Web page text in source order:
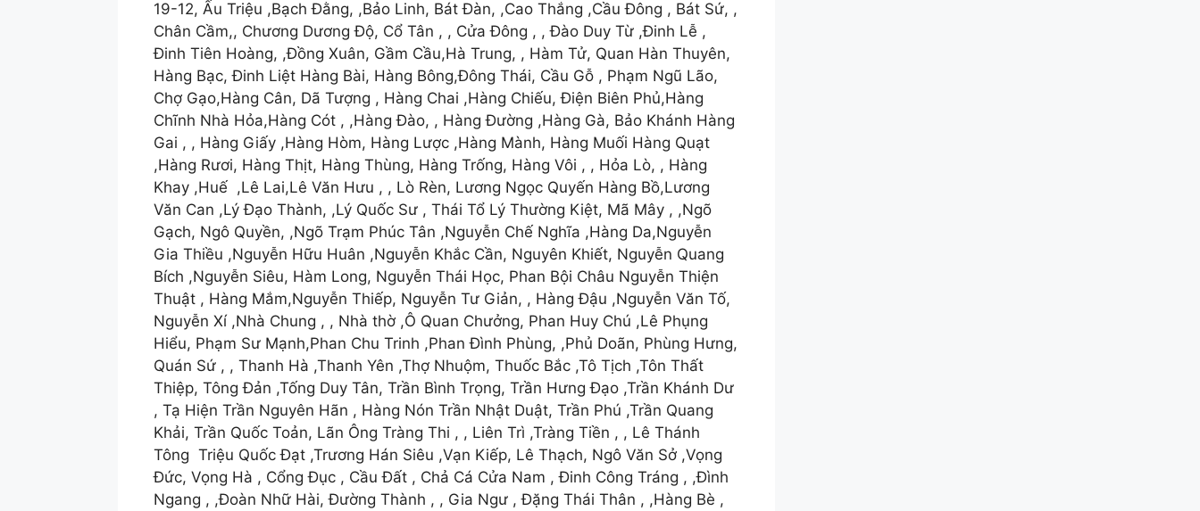
19-12, Ấu Triệu ,Bạch Đằng, ,Bảo Linh, Bát Đàn, ,Cao Thắng ,Cầu Đông , Bát Sứ, ,
Chân Cầm,, Chương Dương Độ, Cổ Tân , , Cửa Đông , , Đào Duy Từ ,Đinh Lễ ,
Đinh Tiên Hoàng, ,Đồng Xuân, Gầm Cầu,Hà Trung, , Hàm Tử, Quan Hàn Thuyên,
Hàng Bạc, Đinh Liệt Hàng Bài, Hàng Bông,Đông Thái, Cầu Gỗ , Phạm Ngũ Lão,
Chợ Gạo,Hàng Cân, Dã Tượng , Hàng Chai ,Hàng Chiếu, Điện Biên Phủ,Hàng
Chĩnh Nhà Hỏa,Hàng Cót , ,Hàng Đào, , Hàng Đường ,Hàng Gà, Bảo Khánh Hàng
Gai , , Hàng Giấy ,Hàng Hòm, Hàng Lược ,Hàng Mành, Hàng Muối Hàng Quạt
,Hàng Rươi, Hàng Thịt, Hàng Thùng, Hàng Trống, Hàng Vôi , , Hỏa Lò, , Hàng
Khay ,Huế ,Lê Lai,Lê Văn Hưu , , Lò Rèn, Lương Ngọc Quyến Hàng Bồ,Lương
Văn Can ,Lý Đạo Thành, ,Lý Quốc Sư , Thái Tổ Lý Thường Kiệt, Mã Mây , ,Ngõ
Gạch, Ngô Quyền, ,Ngõ Trạm Phúc Tân ,Nguyễn Chế Nghĩa ,Hàng Da,Nguyễn
Gia Thiều ,Nguyễn Hữu Huân ,Nguyễn Khắc Cần, Nguyên Khiết, Nguyễn Quang
Bích ,Nguyễn Siêu, Hàm Long, Nguyễn Thái Học, Phan Bội Châu Nguyễn Thiện
Thuật , Hàng Mắm,Nguyễn Thiếp, Nguyễn Tư Giản, , Hàng Đậu ,Nguyễn Văn Tố,
Nguyễn Xí ,Nhà Chung , , Nhà thờ ,Ô Quan Chưởng, Phan Huy Chú ,Lê Phụng
Hiểu, Phạm Sư Mạnh,Phan Chu Trinh ,Phan Đình Phùng, ,Phủ Doãn, Phùng Hưng,
Quán Sứ , , Thanh Hà ,Thanh Yên ,Thợ Nhuộm, Thuốc Bắc ,Tô Tịch ,Tôn Thất
Thiệp, Tông Đản ,Tống Duy Tân, Trần Bình Trọng, Trần Hưng Đạo ,Trần Khánh Dư
, Tạ Hiện Trần Nguyên Hãn , Hàng Nón Trần Nhật Duật, Trần Phú ,Trần Quang
Khải, Trần Quốc Toản, Lãn Ông Tràng Thi , , Liên Trì ,Tràng Tiền , , Lê Thánh
Tông Triệu Quốc Đạt ,Trương Hán Siêu ,Vạn Kiếp, Lê Thạch, Ngô Văn Sở ,Vọng
Đức, Vọng Hà , Cổng Đục , Cầu Đất , Chả Cá Cửa Nam , Đinh Công Tráng , ,Đình
Ngang , ,Đoàn Nhữ Hài, Đường Thành , , Gia Ngư , Đặng Thái Thân , ,Hàng Bè ,